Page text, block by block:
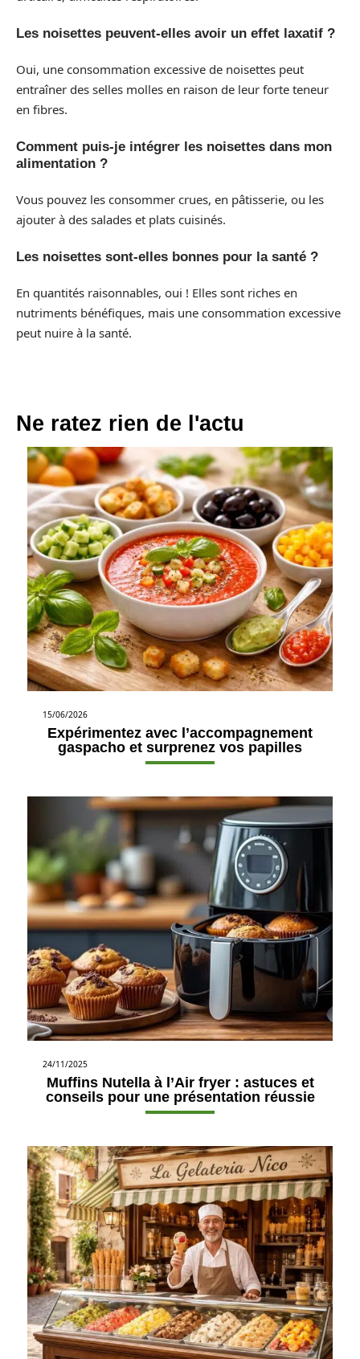
Les noisettes peuvent-elles avoir un effet laxatif ?
Oui, une consommation excessive de noisettes peut
entraîner des selles molles en raison de leur forte teneur
en fibres.
Comment puis-je intégrer les noisettes dans mon
alimentation ?
Vous pouvez les consommer crues, en pâtisserie, ou les
ajouter à des salades et plats cuisinés.
Les noisettes sont-elles bonnes pour la santé ?
En quantités raisonnables, oui ! Elles sont riches en
nutriments bénéfiques, mais une consommation excessive
peut nuire à la santé.
Ne ratez rien de l'actu
15/06/2026
Expérimentez avec l’accompagnement
gaspacho et surprenez vos papilles
24/11/2025
Muffins Nutella à l’Air fryer : astuces et
conseils pour une présentation réussie